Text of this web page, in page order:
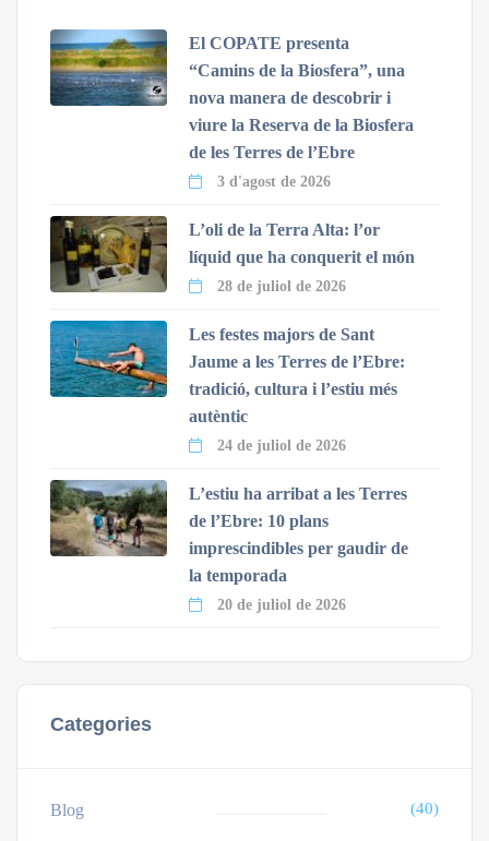
El COPATE presenta
“Camins de la Biosfera”, una
nova manera de descobrir i
viure la Reserva de la Biosfera
de les Terres de l’Ebre
3 d'agost de 2026
L’oli de la Terra Alta: l’or
líquid que ha conquerit el món
28 de juliol de 2026
Les festes majors de Sant
Jaume a les Terres de l’Ebre:
tradició, cultura i l’estiu més
autèntic
24 de juliol de 2026
L’estiu ha arribat a les Terres
de l’Ebre: 10 plans
imprescindibles per gaudir de
la temporada
20 de juliol de 2026
Categories
Blog (40)